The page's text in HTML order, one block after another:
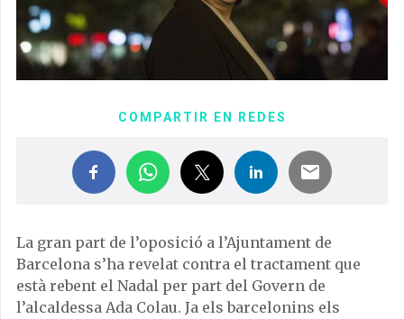
COMPARTIR EN REDES
La gran part de l’oposició a l’Ajuntament de
Barcelona s’ha revelat contra el tractament que
està rebent el Nadal per part del Govern de
l’alcaldessa Ada Colau. Ja els barcelonins els